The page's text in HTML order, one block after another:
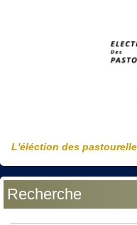
L'éléction des
Recherche